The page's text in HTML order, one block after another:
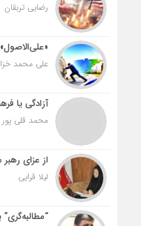
رضایی تربقان
علی محمد
آزادگی یا
محمد قلی پور
از عزای
لیلا قرایی